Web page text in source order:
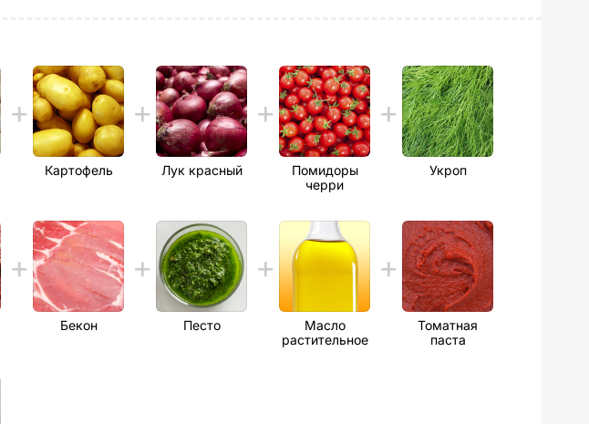
Картофель Лук красный
Помидоры
черри
Укроп
Бекон Песто
Масло
растительное
Томатная
паста